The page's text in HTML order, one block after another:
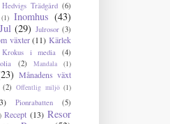
Hedvigs Trädgård (6)
(1) Inomhus (43)
Jul (29) Julrosor (3)
växter (11) Kärlek
Krokus i media
(4)
(2) Mandala (1)
Månadens växt
(2) Offentlig miljö (1)
Pionrabatten (5)
Recept (13) Resor